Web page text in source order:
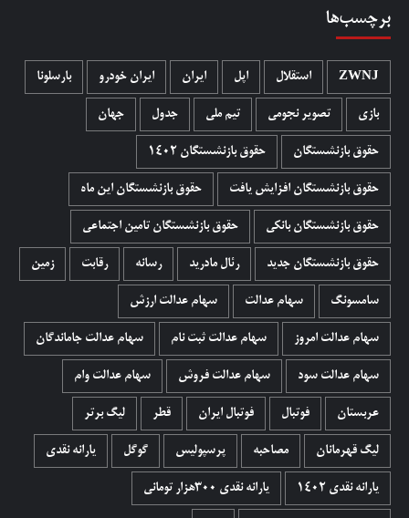
برچسب‌ها
ZWNJ استقلال اپل ایران ایران خودرو بارسلونا
بازی تصویر نجومی تیم ملی جدول جهان
حقوق بازنشستگان حقوق بازنشستگان 1402
حقوق بازنشستگان افزایش یافت حقوق بازنشستگان این ماه
حقوق بازنشستگان بانکی حقوق بازنشستگان تامین اجتماعی
حقوق بازنشستگان جدید رئال مادرید رسانه رقابت زمین
سامسونگ سهام عدالت سهام عدالت ارزش
سهام عدالت امروز سهام عدالت ثبت نام سهام عدالت جاماندگان
سهام عدالت سود سهام عدالت فروش سهام عدالت وام
عربستان فوتبال فوتبال ایران قطر لیگ برتر
لیگ قهرمانان مصاحبه پرسپولیس گوگل یارانه نقدی
یارانه نقدی 1402 یارانه نقدی ۳۰۰هزار تومانی